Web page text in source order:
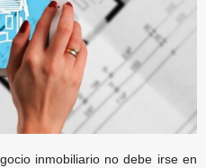
inmobiliario no debe irse en